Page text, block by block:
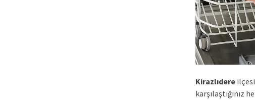
Kirazlıdere
karşılaştığınız